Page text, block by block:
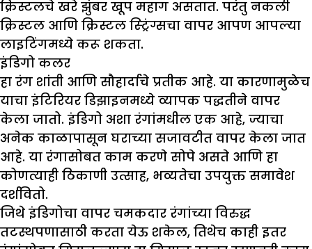
क्रिस्टलचे खरे झुंबर खूप महाग असतात. परंतु नकली
क्रिस्टल आणि क्रिस्टल स्ट्रिंग्सचा वापर आपण आपल्या
लाइटिंगमध्ये करू शकता.
इंडिगो कलर
हा रंग शांती आणि सौहार्दाचे प्रतीक आहे. या कारणामुळेच
याचा इंटिरियर डिझाइनमध्ये व्यापक पद्धतीने वापर
केला जातो. इंडिगो अशा रंगांमधील एक आहे, ज्याचा
अनेक काळापासून घराच्या सजावटीत वापर केला जात
आहे. या रंगासोबत काम करणे सोपे असते आणि हा
कोणत्याही ठिकाणी उत्साह, भव्यतेचा उपयुक्त समावेश
दर्शवितो.
जिथे इंडिगोचा वापर चमकदार रंगांच्या विरुद्ध
तटस्थपणासाठी करता येऊ शकेल, तिथेच काही इतर